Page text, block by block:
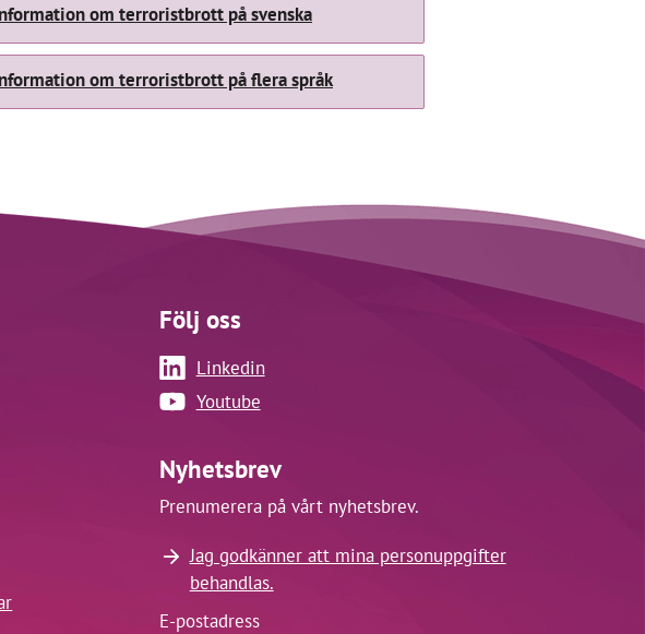
om terroristbrott på svenska
om terroristbrott på flera språk
Följ oss
Linkedin
Youtube
Nyhetsbrev
Prenumerera på vårt nyhetsbrev.
Jag godkänner att mina personuppgifter
behandlas.
E-postadress